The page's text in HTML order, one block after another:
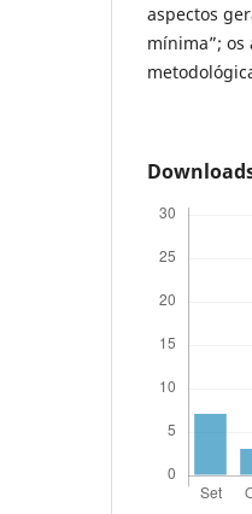
aspectos
mínima”; os